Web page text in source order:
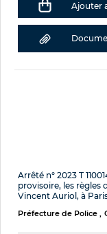
Ajouter
Arrêté n° 2023 T
provisoire, les
Vincent Auriol, à Paris
Préfecture de Police